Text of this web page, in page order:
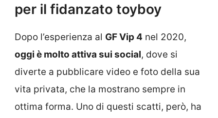
per il fidanzato toyboy
Dopo l’esperienza al GF Vip 4 nel 2020,
oggi è molto attiva sui social, dove si
diverte a pubblicare video e foto della sua
vita privata, che la mostrano sempre in
ottima forma. Uno di questi scatti, però, ha